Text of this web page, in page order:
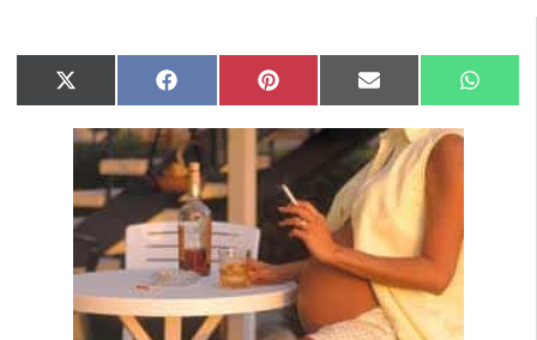
Compartir
en
X
(Twitter)
Compartir
en
Facebook Compartir
en
Pinterest Compartir
en
Email
en